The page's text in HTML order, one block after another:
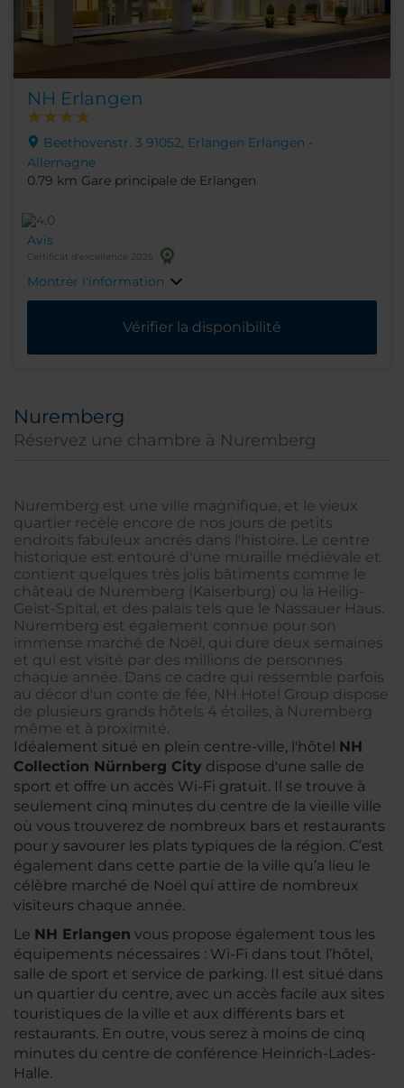
NH Erlangen
Beethovenstr. 3 91052, Erlangen Erlangen -
Allemagne
0.79 km Gare principale de Erlangen
Avis
Certificat d'excellence 2025
Montrer l'information
Vérifier la disponibilité
Nuremberg
Réservez une chambre à Nuremberg
Nuremberg est une ville magnifique, et le vieux
quartier recèle encore de nos jours de petits
endroits fabuleux ancrés dans l'histoire. Le centre
historique est entouré d'une muraille médiévale et
contient quelques très jolis bâtiments comme le
château de Nuremberg (Kaiserburg) ou la Heilig-
Geist-Spital, et des palais tels que le Nassauer Haus.
Nuremberg est également connue pour son
immense marché de Noël, qui dure deux semaines
et qui est visité par des millions de personnes
chaque année. Dans ce cadre qui ressemble parfois
au décor d'un conte de fée, NH Hotel Group dispose
de plusieurs grands hôtels 4 étoiles, à Nuremberg
même et à proximité.
Idéalement situé en plein centre-ville, l'hôtel NH
Collection Nürnberg City dispose d'une salle de
sport et offre un accès Wi-Fi gratuit. Il se trouve à
seulement cinq minutes du centre de la vieille ville
où vous trouverez de nombreux bars et restaurants
pour y savourer les plats typiques de la région. C’est
également dans cette partie de la ville qu’a lieu le
célèbre marché de Noël qui attire de nombreux
visiteurs chaque année.
Le NH Erlangen vous propose également tous les
équipements nécessaires : Wi-Fi dans tout l’hôtel,
salle de sport et service de parking. Il est situé dans
un quartier du centre, avec un accès facile aux sites
touristiques de la ville et aux différents bars et
restaurants. En outre, vous serez à moins de cinq
minutes du centre de conférence Heinrich-Lades-
Halle.